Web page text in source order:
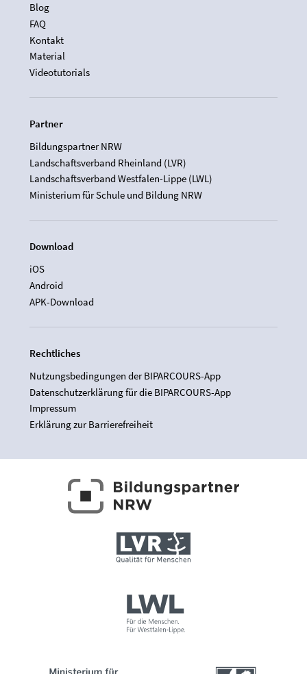
Blog
FAQ
Kontakt
Material
Videotutorials
Partner
Bildungspartner NRW
Landschaftsverband Rheinland (LVR)
Landschaftsverband Westfalen-Lippe (LWL)
Ministerium für Schule und Bildung NRW
Download
iOS
Android
APK-Download
Rechtliches
Nutzungsbedingungen der BIPARCOURS-App
Datenschutzerklärung für die BIPARCOURS-App
Impressum
Erklärung zur Barrierefreiheit